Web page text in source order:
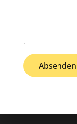
Absenden